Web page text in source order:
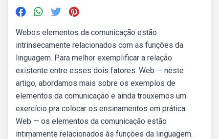
Webos elementos da comunicação estão
intrinsecamente relacionados com as funções da
linguagem. Para melhor exemplificar a relação
existente entre esses dois fatores. Web — neste
artigo, abordamos mais sobre os exemplos de
elementos da comunicação e ainda trouxemos um
exercício pra colocar os ensinamentos em prática.
Web — os elementos da comunicação estão
intimamente relacionados às funções da linguagem.